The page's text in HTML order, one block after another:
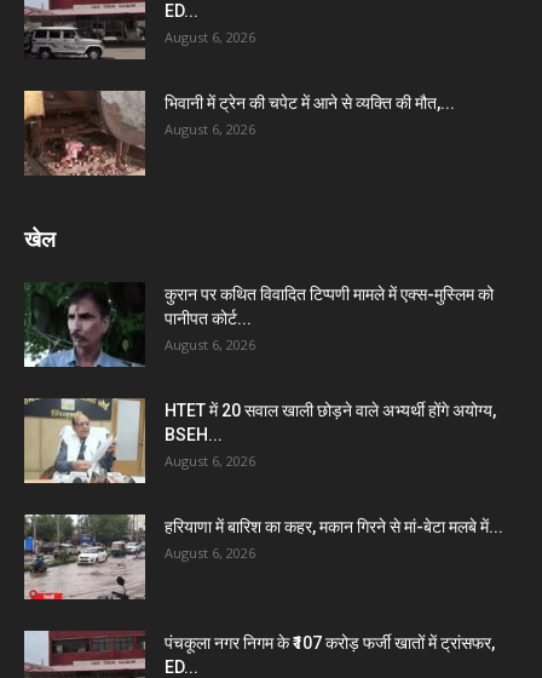
ED...
August 6, 2026
भिवानी में ट्रेन की चपेट में आने से व्यक्ति की मौत,...
August 6, 2026
खेल
कुरान पर कथित विवादित टिप्पणी मामले में एक्स-मुस्लिम को
पानीपत कोर्ट...
August 6, 2026
HTET में 20 सवाल खाली छोड़ने वाले अभ्यर्थी होंगे अयोग्य,
BSEH...
August 6, 2026
हरियाणा में बारिश का कहर, मकान गिरने से मां-बेटा मलबे में...
August 6, 2026
पंचकूला नगर निगम के ₹107 करोड़ फर्जी खातों में ट्रांसफर,
ED...